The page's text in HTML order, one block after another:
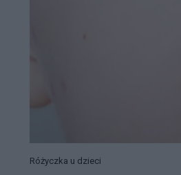
Różyczka u dzieci